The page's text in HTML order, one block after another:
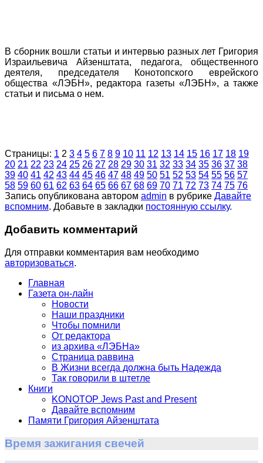
В сборник вошли статьи и интервью разных лет Григория
Израильевича Айзенштата, педагога, общественного
деятеля, председателя Конотопского еврейского
общества «ЛЭБН», редактора газеты «ЛЭБН», а также
статьи и письма о нем.
Страницы: 1 2 3 4 5 6 7 8 9 10 11 12 13 14 15 16 17 18 19
20 21 22 23 24 25 26 27 28 29 30 31 32 33 34 35 36 37 38
39 40 41 42 43 44 45 46 47 48 49 50 51 52 53 54 55 56 57
58 59 60 61 62 63 64 65 66 67 68 69 70 71 72 73 74 75 76
Запись опубликована автором admin в рубрике Давайте
вспомним. Добавьте в закладки постоянную ссылку.
Добавить комментарий
Для отправки комментария вам необходимо
авторизоваться.
Главная
Газета он-лайн
Новости
Наши праздники
Чтобы помнили
От редактора
из архива «ЛЭБНа»
Страница раввина
В Жизни всегда должна быть Надежда
Так говорили в штетле
Книги
KONOTOP Jews Past and Present
Давайте вспомним
Памяти Григория Айзенштата
Время зажигания свечей